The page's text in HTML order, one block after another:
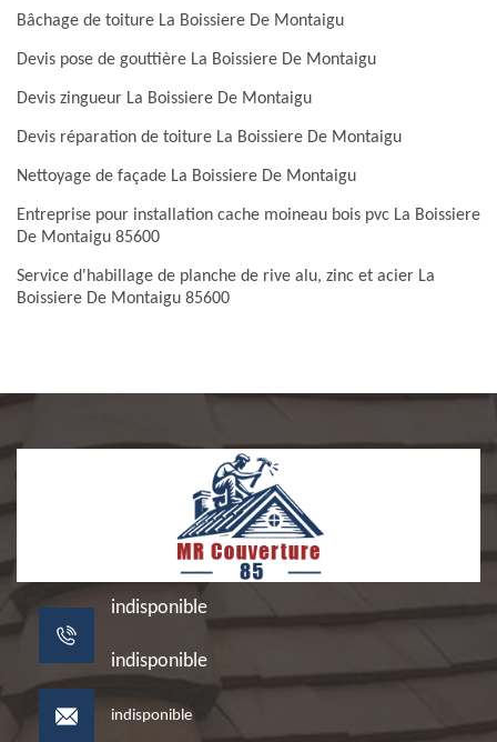
Bâchage de toiture La Boissiere De Montaigu
Devis pose de gouttière La Boissiere De Montaigu
Devis zingueur La Boissiere De Montaigu
Devis réparation de toiture La Boissiere De Montaigu
Nettoyage de façade La Boissiere De Montaigu
Entreprise pour installation cache moineau bois pvc La Boissiere
De Montaigu 85600
Service d'habillage de planche de rive alu, zinc et acier La
Boissiere De Montaigu 85600
indisponible
indisponible
indisponible